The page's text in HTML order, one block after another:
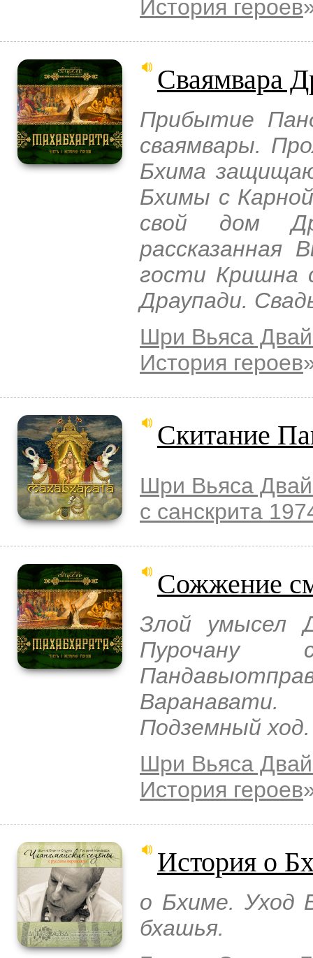
История героев
Сваямвара
Прибытие
сваямвары.
Бхима
Бхимы с
свой дом
рассказанная
гости Кришна
Драупади.
Шри Вьяса
История героев
Скитание
Шри Вьяса
с санскрита
Сожжение
Злой умысел
Пурочану
Подземный
Шри Вьяса
История героев
История о
о Бхиме. Уход
бхашья.